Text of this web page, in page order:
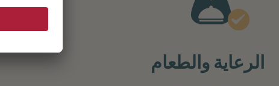
الرعاية والطعام